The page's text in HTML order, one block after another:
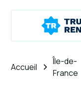
Accueil
Île-de-
France